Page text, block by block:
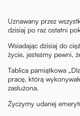
Uznawany przez
dzisiaj po raz ostatni
Wsiadając dzisiaj do
życie, jesteśmy pewni,
Tablica pamiątkowa
pracę, którą
zasłużona.
Życzymy udanej